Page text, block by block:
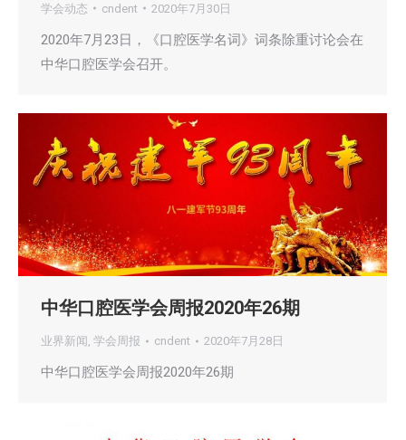
学会动态 cndent 2020年7月30日
2020年7月23日，《口腔医学名词》词条除重讨论会在
中华口腔医学会召开。
中华口腔医学会周报2020年26期
业界新闻 , 学会周报 cndent 2020年7月28日
中华口腔医学会周报2020年26期